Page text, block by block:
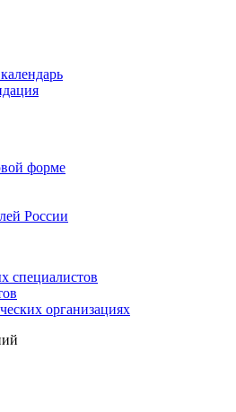
форме
России
специалистов
организациях